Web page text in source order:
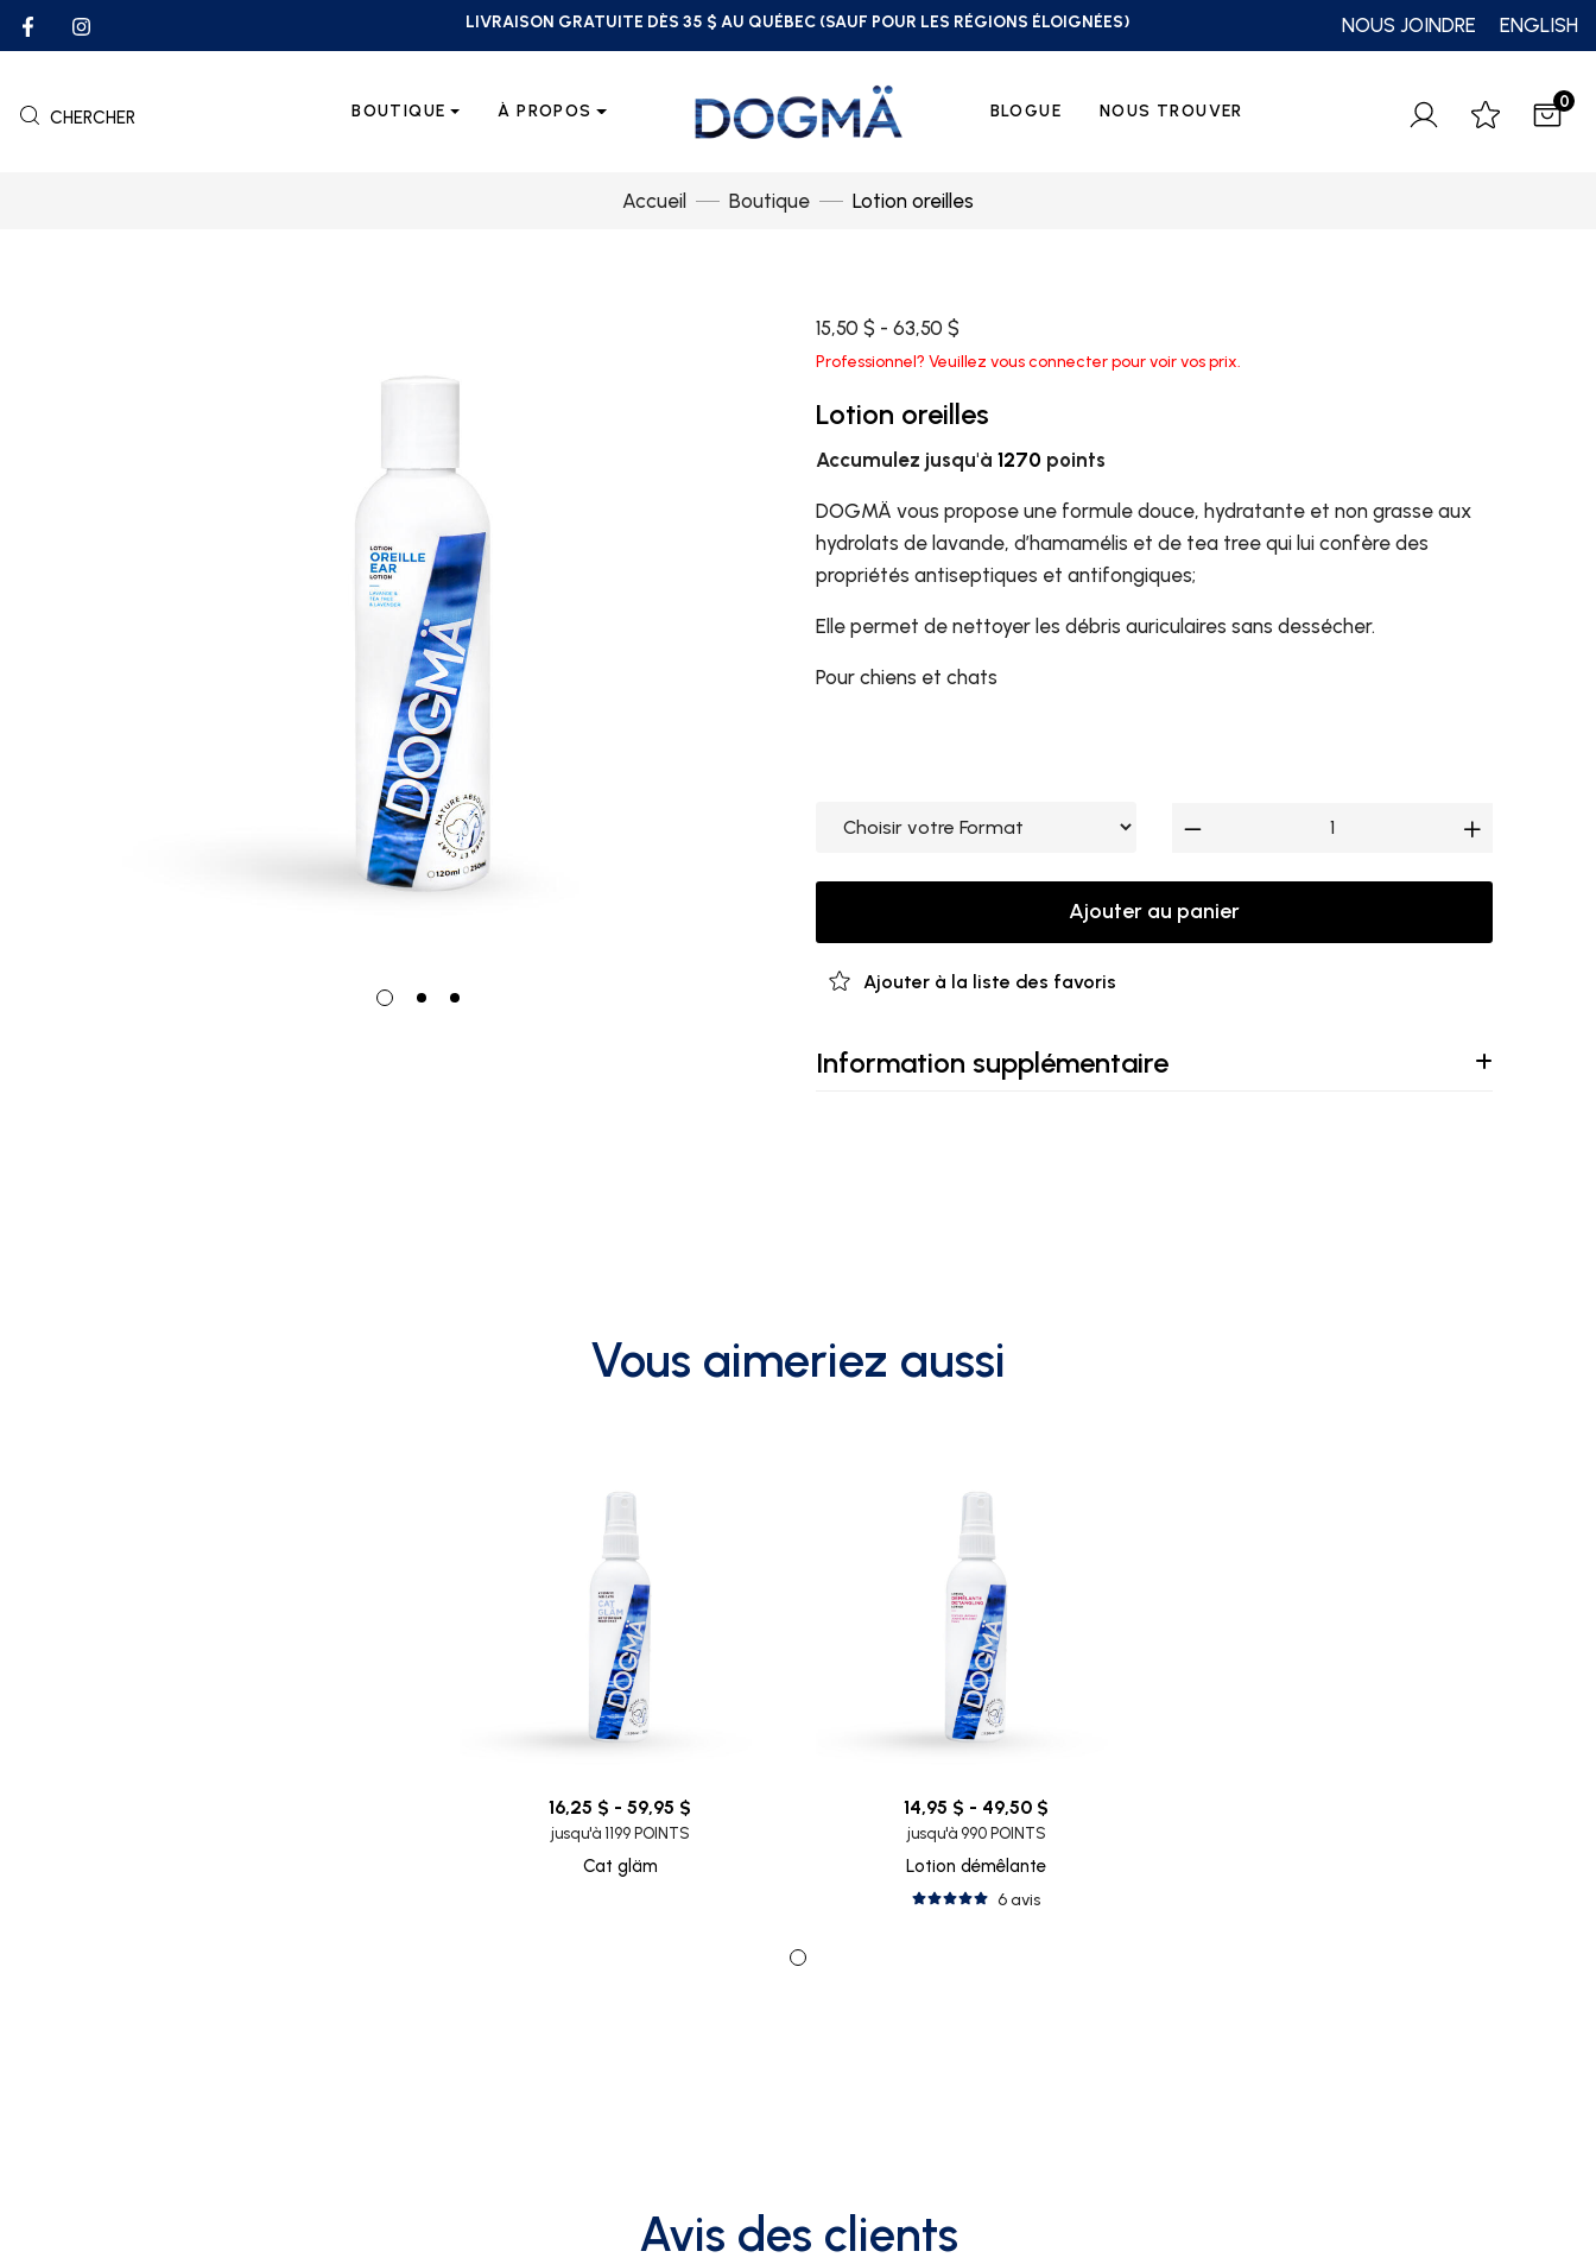
LIVRAISON GRATUITE DÈS 35 $ AU QUÉBEC (SAUF POUR LES RÉGIONS ÉLOIGNÉES) NOUS JOINDRE ENGLISH
CHERCHER BOUTIQUE À PROPOS BLOGUE NOUS TROUVER 0
Accueil Boutique Lotion oreilles
15,50 $ - 63,50 $
Professionnel? Veuillez vous connecter pour voir vos prix.
Lotion oreilles
Accumulez jusqu'à 1270 points
DOGMÄ vous propose une formule douce, hydratante et non grasse aux
hydrolats de lavande, d’hamamélis et de tea tree qui lui confère des
propriétés antiseptiques et antifongiques;
Elle permet de nettoyer les débris auriculaires sans dessécher.
Pour chiens et chats
Ajouter au panier
Ajouter à la liste des favoris
Information supplémentaire
Vous aimeriez aussi
16,25 $ - 59,95 $
jusqu'à 1199 POINTS
Cat gläm
14,95 $ - 49,50 $
jusqu'à 990 POINTS
Lotion démêlante
6 avis
Avis des clients